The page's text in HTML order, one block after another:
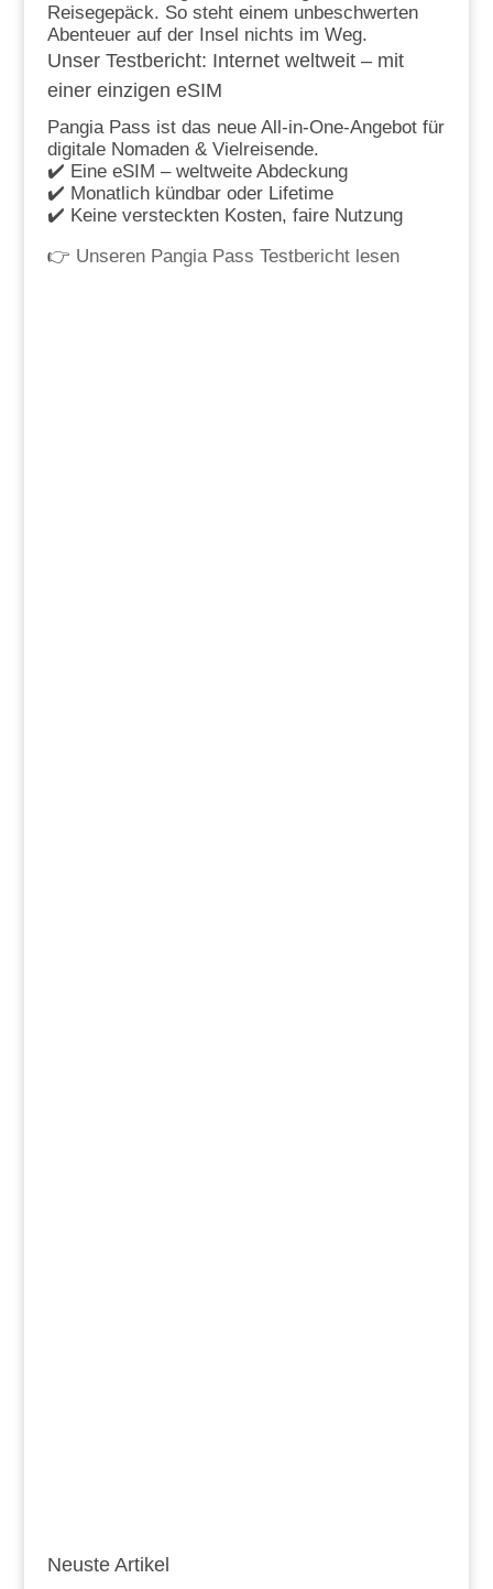
Reisegepäck. So steht einem unbeschwerten
Abenteuer auf der Insel nichts im Weg.
Unser Testbericht: Internet weltweit – mit
einer einzigen eSIM
Pangia Pass ist das neue All-in-One-Angebot für
digitale Nomaden & Vielreisende.
✔️ Eine eSIM – weltweite Abdeckung
✔️ Monatlich kündbar oder Lifetime
✔️ Keine versteckten Kosten, faire Nutzung
👉 Unseren Pangia Pass Testbericht lesen
Neuste Artikel